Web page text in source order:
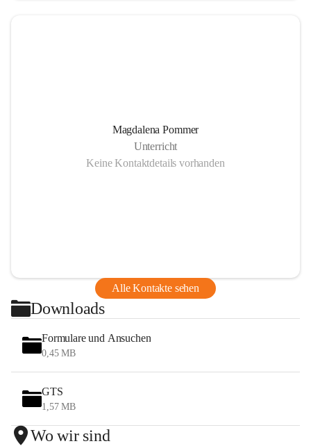
Magdalena Pommer
Unterricht
Keine Kontaktdetails vorhanden
Alle Kontakte sehen
Downloads
Formulare und Ansuchen
0,45 MB
GTS
1,57 MB
Wo wir sind